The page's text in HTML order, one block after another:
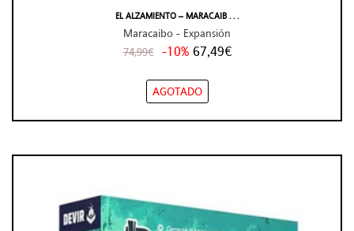
EL ALZAMIENTO – MARACAIB . . .
Maracaibo - Expansión
74,99€ -10% 67,49€
AGOTADO